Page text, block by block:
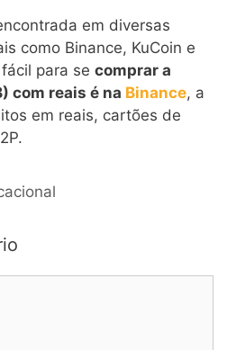
em diversas
como Binance, KuCoin e
para se comprar a
com reais é na Binance, a
em reais, cartões de